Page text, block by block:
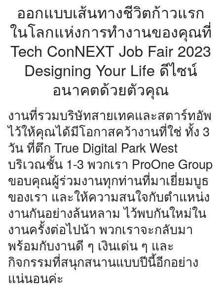
ออกแบบเส้นทางชีวิตก้าวแรก
ในโลกแห่งการทำงานของคุณที่
Tech ConNEXT Job Fair 2023
Designing Your Life ดีไซน์
อนาคตด้วยตัวคุณ
งานที่รวมบริษัทสายเทคและสตาร์ทอัพ
ไว้ให้คุณได้มีโอกาสคว้างานที่ใช่ ทั้ง 3
วัน ที่ตึก True Digital Park West
บริเวณชั้น 1-3 พวกเรา ProOne Group
ขอบคุณผู้ร่วมงานทุกท่านที่มาเยี่ยมบูธ
ของเรา และให้ความสนใจกับตำแหน่ง
งานกันอย่างล้นหลาม ไว้พบกันใหม่ใน
งานครั้งต่อไปน้า พวกเราจะกลับมา
พร้อมกับงานดี ๆ เงินเด่น ๆ และ
กิจกรรมที่สนุกสนานแบบปีนี้อีกอย่าง
แน่นอนค่ะ